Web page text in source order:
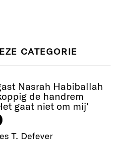
CATEGORIE
Nasrah Habiballah
de handrem
gaat niet om mij'
T. Defever